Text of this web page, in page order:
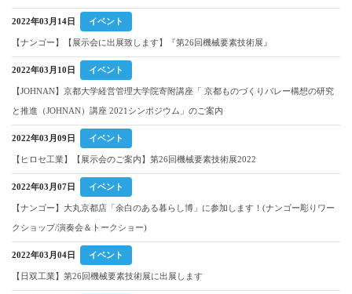
2022年03月14日 イベント
【ナンゴー】【展示会に出展致します】『第26回機械要素技術展』
2022年03月10日 イベント
【JOHNAN】京都大学経営管理大学院寄附講座「 京都ものづくりバレー構想の研究
と推進（JOHNAN）講座 2021シンポジウム」のご案内
2022年03月09日 イベント
【ヒロセ工業】【展示会のご案内】第26回機械要素技術展2022
2022年03月07日 イベント
【ナンゴー】大丸京都店「余白のある暮らし博」に参加します！(ナンゴー彫りワー
クショップ/演奏会＆トークショー)
2022年03月04日 イベント
【日双工業】第26回機械要素技術展に出展します